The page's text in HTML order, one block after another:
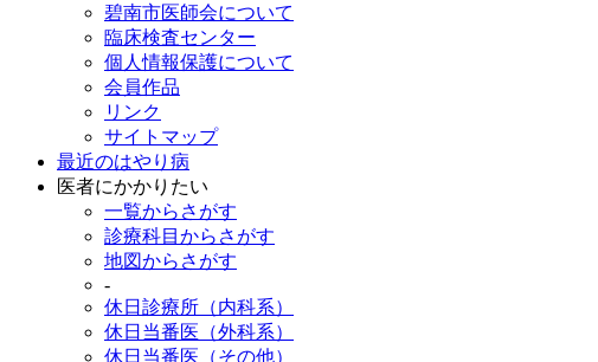
碧南市医師会について
臨床検査センター
個人情報保護について
会員作品
リンク
サイトマップ
最近のはやり病
医者にかかりたい
一覧からさがす
診療科目からさがす
地図からさがす
-
休日診療所（内科系）
休日当番医（外科系）
休日当番医（その他）